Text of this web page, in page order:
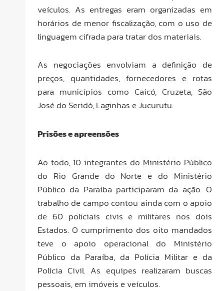
veículos. As entregas eram organizadas em
horários de menor fiscalização, com o uso de
linguagem cifrada para tratar dos materiais.
As negociações envolviam a definição de
preços, quantidades, fornecedores e rotas
para municípios como Caicó, Cruzeta, São
José do Seridó, Laginhas e Jucurutu.
Prisões e apreensões
Ao todo, 10 integrantes do Ministério Público
do Rio Grande do Norte e do Ministério
Público da Paraíba participaram da ação. O
trabalho de campo contou ainda com o apoio
de 60 policiais civis e militares nos dois
Estados. O cumprimento dos oito mandados
teve o apoio operacional do Ministério
Público da Paraíba, da Polícia Militar e da
Polícia Civil. As equipes realizaram buscas
pessoais, em imóveis e veículos.